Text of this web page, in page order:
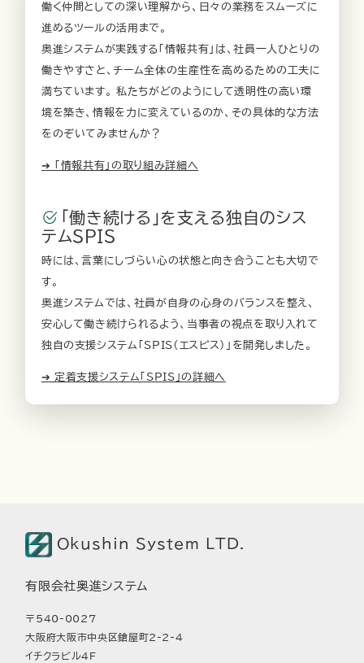
働く仲間としての深い理解から、日々の業務をスムーズに
進めるツールの活用まで。
奥進システムが実践する「情報共有」は、社員一人ひとりの
働きやすさと、チーム全体の生産性を高めるための工夫に
満ちています。 私たちがどのようにして透明性の高い環
境を築き、情報を力に変えているのか、その具体的な方法
をのぞいてみませんか？
➔ 「情報共有」の取り組み詳細へ
「働き続ける」を支える独自のシス
テムSPIS
時には、言葉にしづらい心の状態と向き合うことも大切で
す。
奥進システムでは、社員が自身の心身のバランスを整え、
安心して働き続けられるよう、当事者の視点を取り入れて
独自の支援システム「SPIS（エスピス）」を開発しました。
➔ 定着支援システム「SPIS」の詳細へ
Okushin System LTD.
有限会社奥進システム
〒540-0027
大阪府大阪市中央区鎗屋町2-2-4
イチクラビル4F